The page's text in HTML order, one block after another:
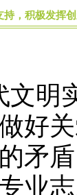
持，积极发挥
明
好
矛
业